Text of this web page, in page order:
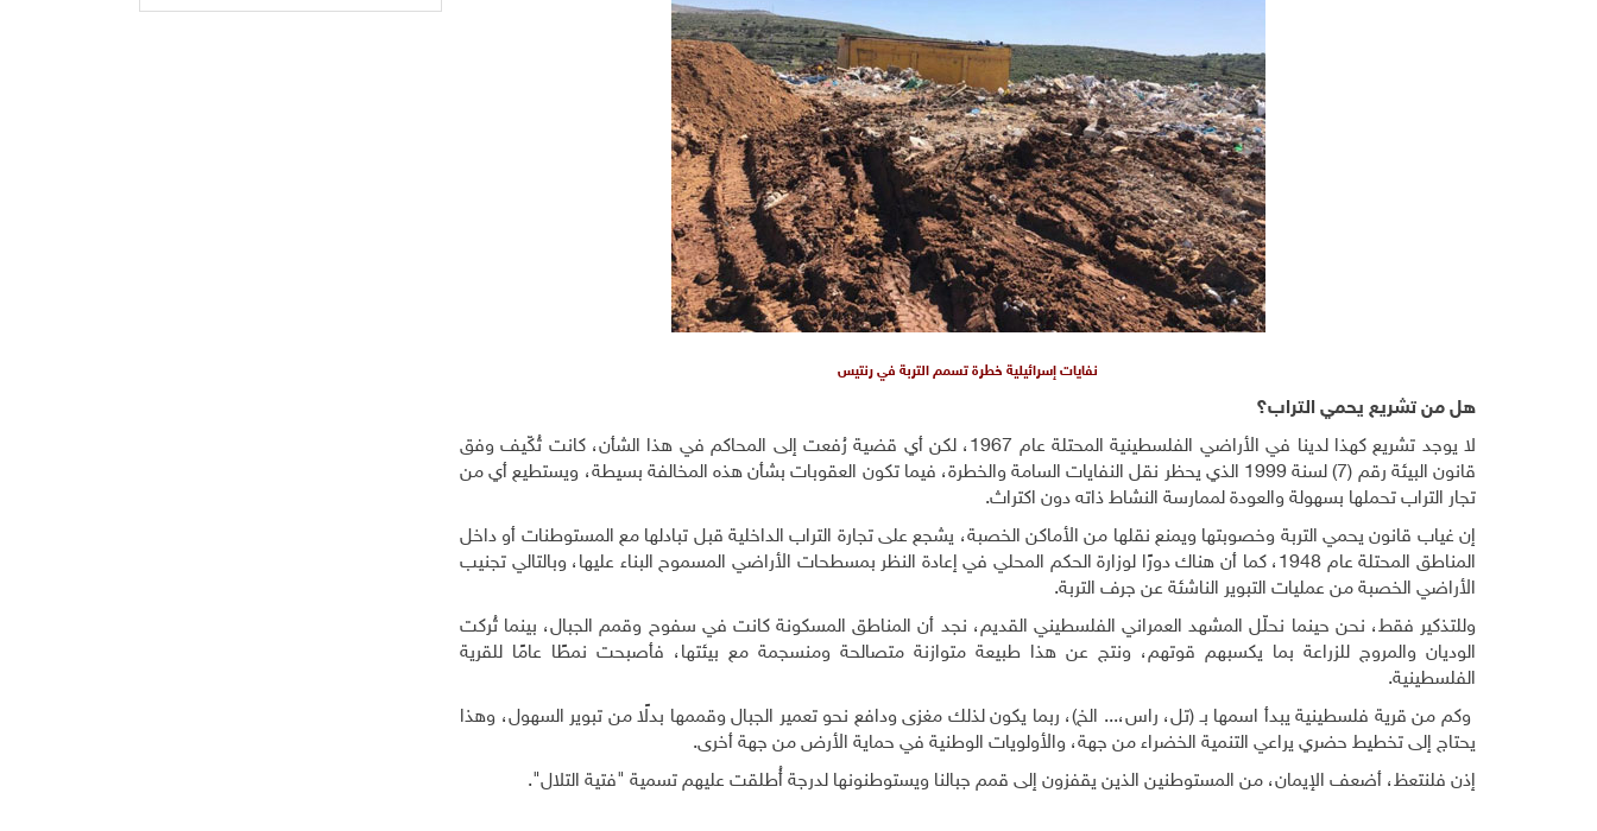
نفايات إسرائيلية خطرة تسمم التربة في رنتيس
هل من تشريع يحمي التراب؟
لا يوجد تشريع كهذا لدينا في الأراضي الفلسطينية المحتلة عام 1967، لكن أي قضية رُفعت إلى المحاكم في هذا الشأن، كانت تُكّيف وفق
قانون البيئة رقم (7) لسنة 1999 الذي يحظر نقل النفايات السامة والخطرة، فيما تكون العقوبات بشأن هذه المخالفة بسيطة، ويستطيع أي من
تجار التراب تحملها بسهولة والعودة لممارسة النشاط ذاته دون اكتراث.
إن غياب قانون يحمي التربة وخصوبتها ويمنع نقلها من الأماكن الخصبة، يشجع على تجارة التراب الداخلية قبل تبادلها مع المستوطنات أو داخل
المناطق المحتلة عام 1948، كما أن هناك دورًا لوزارة الحكم المحلي في إعادة النظر بمسطحات الأراضي المسموح البناء عليها، وبالتالي تجنيب
الأراضي الخصبة من عمليات التبوير الناشئة عن جرف التربة.
وللتذكير فقط، نحن حينما نحلّل المشهد العمراني الفلسطيني القديم، نجد أن المناطق المسكونة كانت في سفوح وقمم الجبال، بينما تُركت
الوديان والمروج للزراعة بما يكسبهم قوتهم، ونتج عن هذا طبيعة متوازنة متصالحة ومنسجمة مع بيئتها، فأصبحت نمطًا عامًا للقرية
الفلسطينية.
وكم من قرية فلسطينية يبدأ اسمها بـ (تل، راس،... الخ)، ربما يكون لذلك مغزى ودافع نحو تعمير الجبال وقممها بدلًا من تبوير السهول، وهذا
يحتاج إلى تخطيط حضري يراعي التنمية الخضراء من جهة، والأولويات الوطنية في حماية الأرض من جهة أخرى.
إذن فلنتعظ، أضعف الإيمان، من المستوطنين الذين يقفزون إلى قمم جبالنا ويستوطنونها لدرجة أُطلقت عليهم تسمية "فتية التلال".